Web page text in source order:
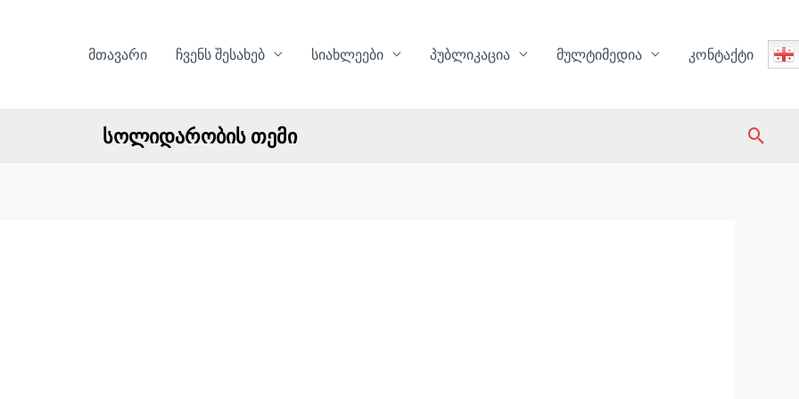
მთავარი ჩვენს შესახებ სიახლეები პუბლიკაცია მულტიმედია კონტაქტი
სოლიდარობის თემი